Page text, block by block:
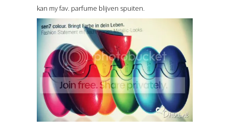
kan my fav. parfume blijven spuiten.